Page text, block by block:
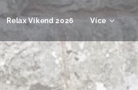
Relax Víkend 2026 Více